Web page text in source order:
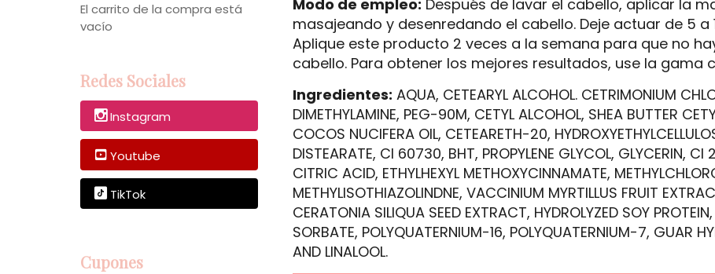
El carrito de la compra está
vacío
Redes Sociales
Instagram
Youtube
TikTok
Cupones
Modo de empleo: Después de lavar el cabello, aplicar la
masajeando y desenredando el cabello. Deje actuar de 5 a
Aplique este producto 2 veces a la semana para que no
cabello. Para obtener los mejores resultados, use la gama
Ingredientes: AQUA, CETEARYL ALCOHOL. CETRIMONIUM
DIMETHYLAMINE, PEG-90M, CETYL ALCOHOL, SHEA BUTTER
COCOS NUCIFERA OIL, CETEARETH-20,
DISTEARATE, CI 60730, BHT, PROPYLENE GLYCOL, GLYCERIN,
CITRIC ACID, ETHYLHEXYL METHOXYCINNAMATE,
METHYLISOTHIAZOLINDNE, VACCINIUM MYRTILLUS FRUIT
CERATONIA SILIQUA SEED EXTRACT, HYDROLYZED SOY
SORBATE, POLYQUATERNIUM-16, POLYQUATERNIUM-7, GUAR
AND LINALOOL.